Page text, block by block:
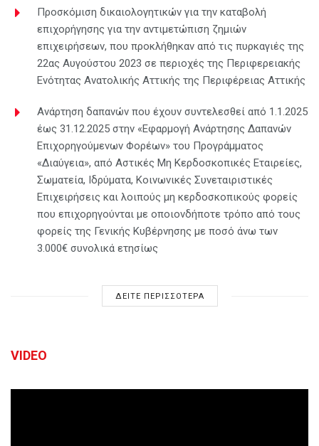
Προσκόμιση δικαιολογητικών για την καταβολή
επιχορήγησης για την αντιμετώπιση ζημιών
επιχειρήσεων, που προκλήθηκαν από τις πυρκαγιές της
22ας Αυγούστου 2023 σε περιοχές της Περιφερειακής
Ενότητας Ανατολικής Αττικής της Περιφέρειας Αττικής
Ανάρτηση δαπανών που έχουν συντελεσθεί από 1.1.2025
έως 31.12.2025 στην «Εφαρμογή Ανάρτησης Δαπανών
Επιχορηγούμενων Φορέων» του Προγράμματος
«Διαύγεια», από Αστικές Μη Κερδοσκοπικές Εταιρείες,
Σωματεία, Ιδρύματα, Κοινωνικές Συνεταιριστικές
Επιχειρήσεις και λοιπούς μη κερδοσκοπικούς φορείς
που επιχορηγούνται με οποιονδήποτε τρόπο από τους
φορείς της Γενικής Κυβέρνησης με ποσό άνω των
3.000€ συνολικά ετησίως
ΔΕΙΤΕ ΠΕΡΙΣΣΟΤΕΡΑ
VIDEO